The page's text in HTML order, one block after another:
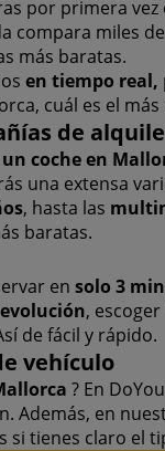
por primera
compara miles
más baratas.
en tiempo real,
cuál es el
de
coche en
una extensa
, hasta las
baratas.
en solo 3
,
de fácil y rápido.
vehículo
? En
Además, en
tienes claro el